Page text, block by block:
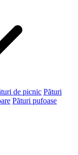
de picnic Pături
Pături pufoase